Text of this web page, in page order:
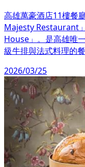
高雄萬豪酒店11樓餐
Majesty Restaurant
House」。是高雄唯
級牛排與法式料理的餐
2026/03/25